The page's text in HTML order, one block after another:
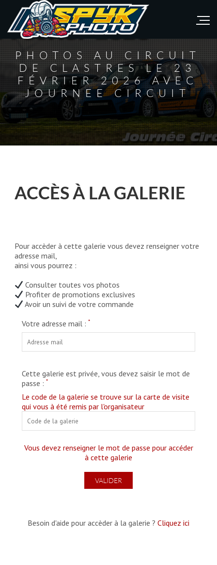
PHOTOS AU CIRCUIT
DE CLASTRES LE 23
FÉVRIER 2026 AVEC
JOURNEE CIRCUIT
ACCÈS À LA GALERIE
Pour accèder à cette galerie vous devez renseigner votre
adresse mail,
ainsi vous pourrez :
Consulter toutes vos photos
Profiter de promotions exclusives
Avoir un suivi de votre commande
Votre adresse mail : *
Cette galerie est privée, vous devez saisir le mot de
passe : *
Le code de la galerie se trouve sur la carte de visite
qui vous à été remis par l'organisateur
Vous devez renseigner le mot de passe pour accéder
à cette galerie
Besoin d'aide pour accèder à la galerie ? Cliquez ici